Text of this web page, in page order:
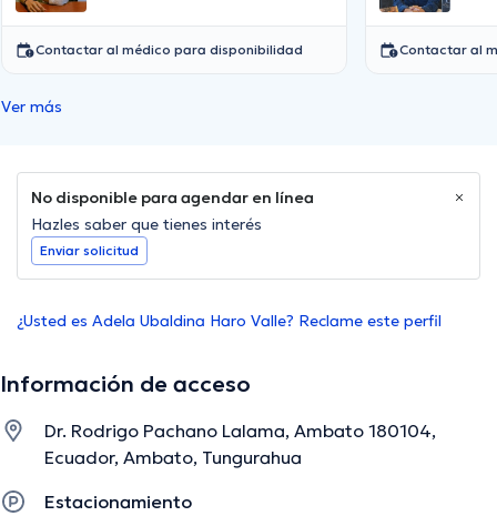
Contactar al médico para disponibilidad Contactar al
Ver más
No disponible para agendar en línea
Hazles saber que tienes interés
Enviar solicitud
¿Usted es Adela Ubaldina Haro Valle? Reclame este perfil
Información de acceso
Dr. Rodrigo Pachano Lalama, Ambato 180104,
Ecuador, Ambato, Tungurahua
Estacionamiento